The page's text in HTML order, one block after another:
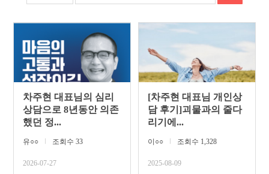
차주현 대표님의 심리
상담으로 8년동안 의존
했던 정...
유○○ 조회수 33
2026-07-27
[차주현 대표님 개인상
담 후기]괴물과의 줄다
리기에...
이○○ 조회수 1,328
2025-08-09